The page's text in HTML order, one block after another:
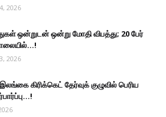
2026
ஒன்றுடன் ஒன்று மோதி விபத்து; 20 பேர்
2026
கிரிக்கெட் தேர்வுக் குழுவில் பெரிய